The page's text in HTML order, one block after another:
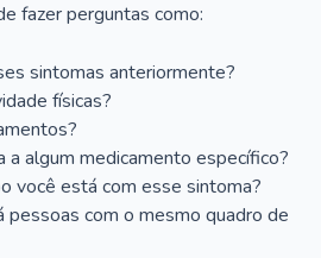
fazer perguntas como:
sintomas anteriormente?
físicas?
a algum medicamento específico?
você está com esse sintoma?
pessoas com o mesmo quadro de